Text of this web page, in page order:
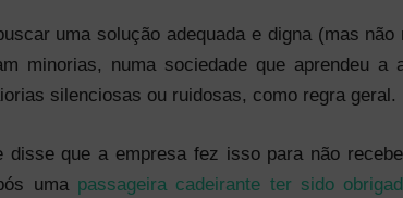
uma solução adequada e digna (mas
minorias, numa sociedade que aprendeu a
silenciosas ou ruidosas, como regra geral.
disse que a empresa fez isso para não
uma passageira cadeirante ter sido